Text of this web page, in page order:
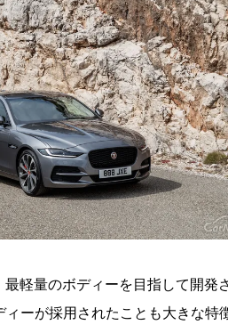
軽量のボディーを目指して開発
ーが採用されたことも大きな特